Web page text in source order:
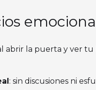
abrir la puerta y ver tu
: sin discusiones ni